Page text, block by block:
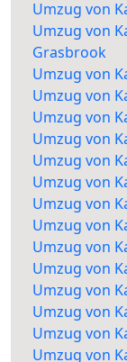
Umzug von
Umzug von
Grasbrook
Umzug von
Umzug von
Umzug von
Umzug von
Umzug von
Umzug von
Umzug von
Umzug von
Umzug von
Umzug von
Umzug von
Umzug von
Umzug von
Umzug von